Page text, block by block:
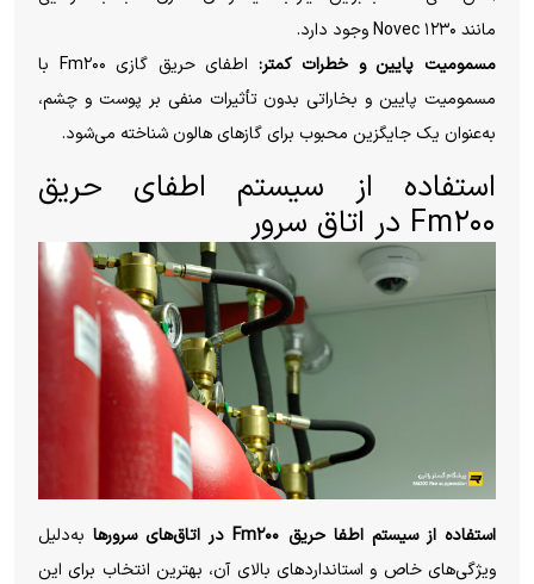
مانند Novec ۱۲۳۰ وجود دارد.
مسمومیت پایین و خطرات کمتر:
اطفای حریق گازی Fm۲۰۰ با
مسمومیت پایین و بخاراتی بدون تأثیرات منفی بر پوست و چشم،
به‌عنوان یک جایگزین محبوب برای گازهای هالون شناخته می‌شود.
استفاده از سیستم اطفای حریق
Fm۲۰۰ در اتاق سرور
استفاده از سیستم اطفا حریق Fm۲۰۰ در اتاق‌های سرورها
به‌دلیل
ویژگی‌های خاص و استانداردهای بالای آن، بهترین انتخاب برای این